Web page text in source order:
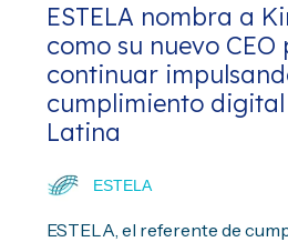
ESTELA nombra a
como su nuevo CEO
continuar
cumplimiento
Latina
ESTELA
ESTELA, el referente de